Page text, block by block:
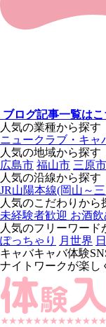
ブログ記事一覧はこ
人気の業種から探す
ニュークラブ・キャ
人気の地域から探す
広島市 福山市 三原市
人気の沿線から探す
JR山陽本線(岡山～
人気のこだわりから
未経験者歓迎 お酒
人気のフリーワード
ぽっちゃり
月世界
キャバキャバ体験
ナイトワークが楽し